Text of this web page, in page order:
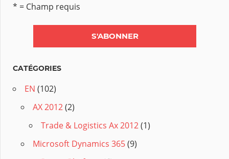
* = Champ requis
CATÉGORIES
EN (102)
AX 2012(2)
Trade & Logistics Ax 2012(1)
Microsoft Dynamics 365(9)